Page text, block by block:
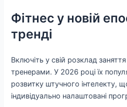
Фітнес у новій
тренді
Включіть у свій розклад
тренерами. У 2026 році їх
розвитку штучного інтелекту,
індивідуально налаштовані